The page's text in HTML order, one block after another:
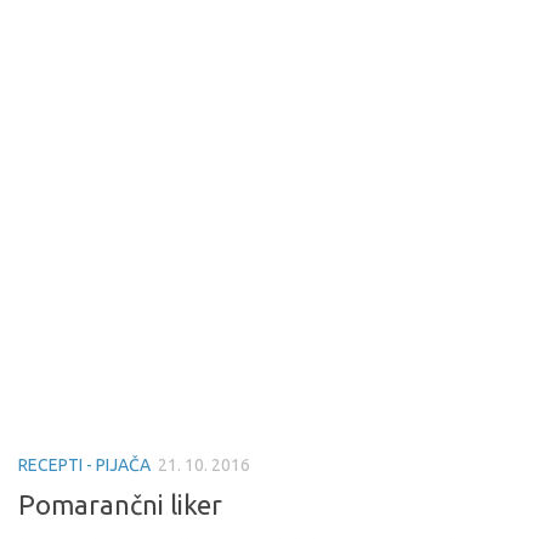
RECEPTI - PIJAČA 21. 10. 2016
Pomarančni liker